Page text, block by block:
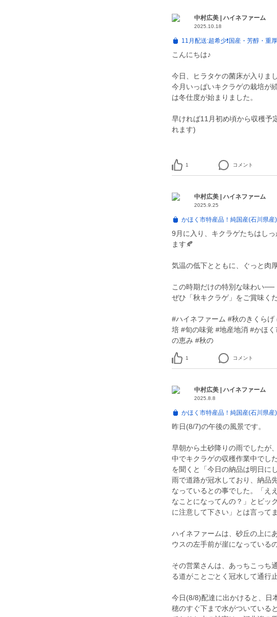
中村広美 | ハイネファーム
2025.10.18
11月配送:超希少❗️国産・芳醇・
こんにちは♪
今日、ヒラタケの菌床が入りまし
今月いっぱいキクラゲの栽培が
は冬仕度が始まりました。
早ければ11月初め頃から収穫予
1 コメント
中村広美 | ハイネファーム
2025.9.25
かほく市特産品！純国産(石川県
9月に入り、キクラゲたちはし
ます🍂
気温の低下とともに、ぐっと肉
この時期だけの特別な味わい──
ぜひ「秋キクラゲ」をご賞味く
#ハイネファーム #秋のきくら
培 #旬の味覚 #地産地消 #かほ
の恵み #秋の
1 コメント
中村広美 | ハイネファーム
2025.8.8
かほく市特産品！純国産(石川県
昨日(8/7)の午後の風景です。
早朝から土砂降りの雨でしたが
中でキクラゲの収穫作業中でし
を聞くと「今日の納品は明日に
雨で道路が冠水しており、納品
なっているとの事でした。「え
なことになってんの？」とビッ
に注意して下さい」とは言って
ハイネファームは、砂丘の上に
ウスの左手前が崖になっている
その営業さんは、あっちこっち
る道がことごとく冠水して通行
今日(8/8)配達に出かけると、日
穂のすぐ下まで水がついている